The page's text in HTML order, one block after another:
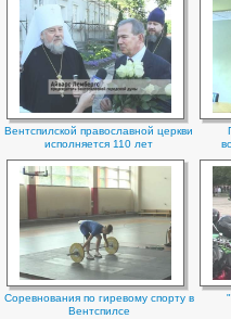
Вентспилской православной церкви
исполняется 110 лет
Соревнования по гиревому спорту в
Вентспилсе